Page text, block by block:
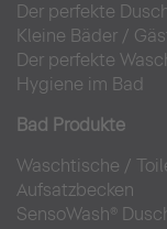
Der perfekte
Kleine Bäder /
Der perfekte
Hygiene im Bad
Bad Produkte
Waschtische /
Aufsatzbecken
SensoWash®